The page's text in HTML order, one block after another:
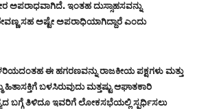
ಅಪರಾಧವಾಗಿದೆ. ಇಂತಹ ದುಸ್ಸಾಹಸವನ್ನು
ಸಹ ಅಷ್ಟೇ ಅಪರಾಧಿಯಾಗಿದ್ದಾರೆ ಎಂದು
ಈ ಹಗರಣವನ್ನು ರಾಜಕೀಯ ಪಕ್ಷಗಳು ಮತ್ತು
ಬಳಸಿರುವುದು ಮತ್ತಷ್ಟು ಆಘಾತಕಾರಿ
ಬಗ್ಗೆ ತಿಳಿದೂ ಇವರಿಗೆ ಲೋಕಸಭೆಯಲ್ಲಿ ಸ್ಪರ್ಧಿಸಲು